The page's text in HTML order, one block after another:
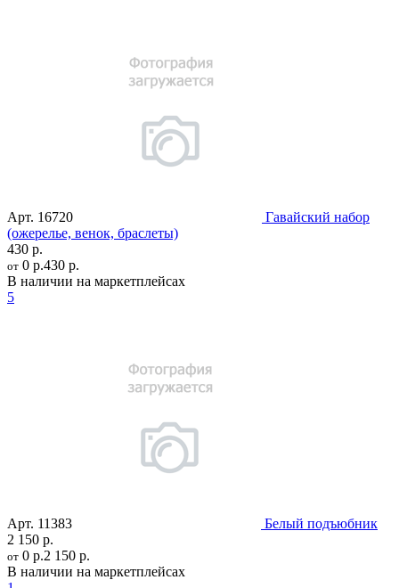
Арт. 16720
Гавайский набор
(ожерелье, венок, браслеты)
430 р.
от 0 р.430 р.
В наличии на маркетплейсах
5
Арт. 11383
Белый подъюбник
2 150 р.
от 0 р.2 150 р.
В наличии на маркетплейсах